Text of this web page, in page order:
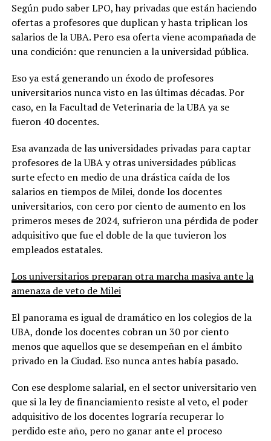
Según pudo saber LPO, hay privadas que están haciendo
ofertas a profesores que duplican y hasta triplican los
salarios de la UBA. Pero esa oferta viene acompañada de
una condición: que renuncien a la universidad pública.
Eso ya está generando un éxodo de profesores
universitarios nunca visto en las últimas décadas. Por
caso, en la Facultad de Veterinaria de la UBA ya se
fueron 40 docentes.
Esa avanzada de las universidades privadas para captar
profesores de la UBA y otras universidades públicas
surte efecto en medio de una drástica caída de los
salarios en tiempos de Milei, donde los docentes
universitarios, con cero por ciento de aumento en los
primeros meses de 2024, sufrieron una pérdida de poder
adquisitivo que fue el doble de la que tuvieron los
empleados estatales.
Los universitarios preparan otra marcha masiva ante la
amenaza de veto de Milei
El panorama es igual de dramático en los colegios de la
UBA, donde los docentes cobran un 30 por ciento
menos que aquellos que se desempeñan en el ámbito
privado en la Ciudad. Eso nunca antes había pasado.
Con ese desplome salarial, en el sector universitario ven
que si la ley de financiamiento resiste al veto, el poder
adquisitivo de los docentes lograría recuperar lo
perdido este año, pero no ganar ante el proceso